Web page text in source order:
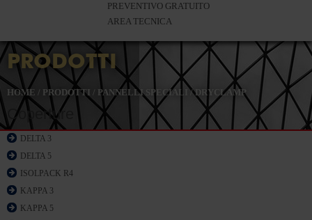
PREVENTIVO GRATUITO
AREA TECNICA
PRODOTTI
HOME / PRODOTTI / PANNELLI SPECIALI /DRYCLAMP
Coperture
DELTA 3
DELTA 5
ISOLPACK R4
KAPPA 3
KAPPA 5